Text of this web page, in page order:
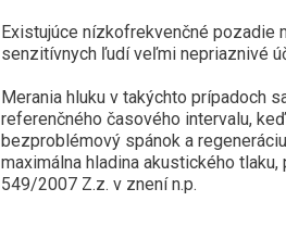
Existujúce nízkofrekvenčné pozadie
senzitívnych ľudí veľmi nepriaznivé
Merania hluku v takýchto prípadoch
referenčného časového intervalu,
bezproblémový spánok a
maximálna hladina akustického
549/2007 Z.z. v znení n.p.